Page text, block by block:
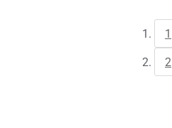
1
2